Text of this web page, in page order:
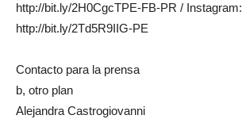
http://bit.ly/2H0CgcTPE-FB-PR / Instagram:
http://bit.ly/2Td5R9IIG-PE
Contacto para la prensa
b, otro plan
Alejandra Castrogiovanni